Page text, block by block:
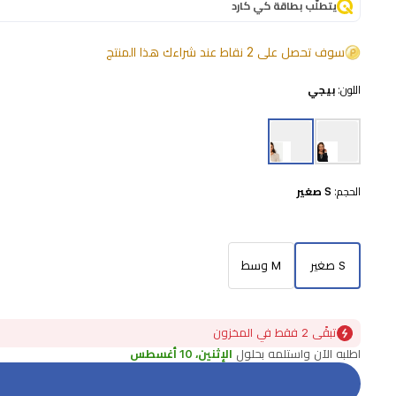
يتطلّب بطاقة كي كارد
سوف تحصل على 2 نقاط عند شراءك هذا المنتج
اللون: بيجي
الحجم: S صغير
S صغير M وسط
تبقًى 2 فقط في المخزون
اطلبه الآن واستلمه بحلول الإثنين، 10 أغسطس